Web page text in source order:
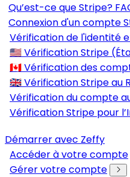
Qu’est-ce que Stripe?
Connexion d'un compte
Vérification de l'identité
🇺🇸 Vérification Stripe
🇨🇦 Vérification des
🇬🇧 Vérification Stripe au
Vérification du compte
Vérification Stripe pour
Démarrer avec Zeffy
Accéder à votre compte
Gérer votre compte